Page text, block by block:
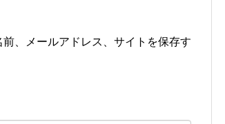
、メールアドレス、サイトを保存す